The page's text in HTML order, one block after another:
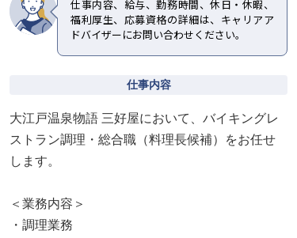
仕事内容、給与、勤務時間、休日・休暇、
福利厚生、応募資格の詳細は、キャリアア
ドバイザーにお問い合わせください。
仕事内容
大江戸温泉物語 三好屋において、バイキングレ
ストラン調理・総合職（料理長候補）をお任せ
します。
＜業務内容＞
・調理業務